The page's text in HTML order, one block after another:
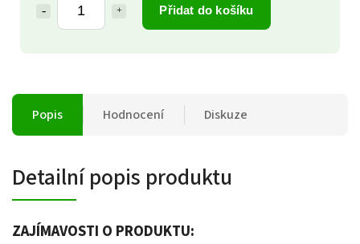
Přidat do košíku
Popis Hodnocení Diskuze
Detailní popis produktu
ZAJÍMAVOSTI O PRODUKTU: